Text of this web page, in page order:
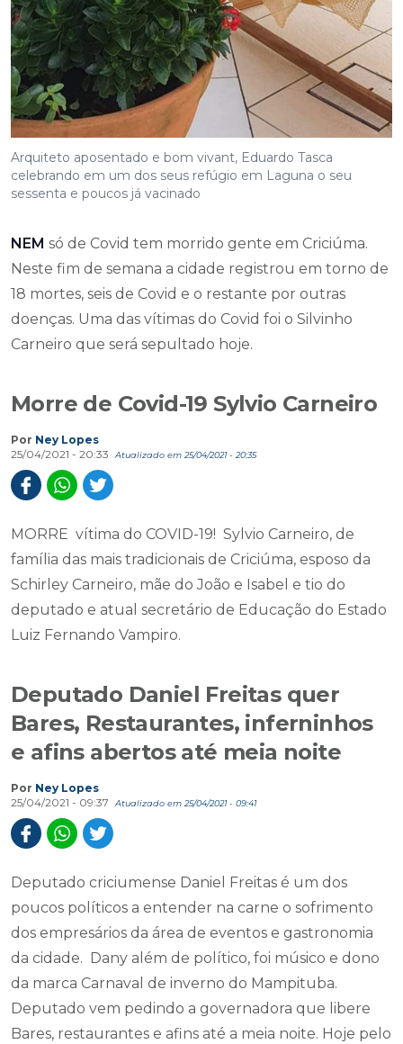
Arquiteto aposentado e bom vivant, Eduardo Tasca
celebrando em um dos seus refúgio em Laguna o seu
sessenta e poucos já vacinado
NEM só de Covid tem morrido gente em Criciúma.
Neste fim de semana a cidade registrou em torno de
18 mortes, seis de Covid e o restante por outras
doenças. Uma das vítimas do Covid foi o Silvinho
Carneiro que será sepultado hoje.
Morre de Covid-19 Sylvio Carneiro
Por Ney Lopes
25/04/2021 - 20:33
Atualizado em 25/04/2021 - 20:35
MORRE vítima do COVID-19! Sylvio Carneiro, de
família das mais tradicionais de Criciúma, esposo da
Schirley Carneiro, mãe do João e Isabel e tio do
deputado e atual secretário de Educação do Estado
Luiz Fernando Vampiro.
Deputado Daniel Freitas quer
Bares, Restaurantes, inferninhos
e afins abertos até meia noite
Por Ney Lopes
25/04/2021 - 09:37
Atualizado em 25/04/2021 - 09:41
Deputado criciumense Daniel Freitas é um dos
poucos políticos a entender na carne o sofrimento
dos empresários da área de eventos e gastronomia
da cidade. Dany além de político, foi músico e dono
da marca Carnaval de inverno do Mampituba.
Deputado vem pedindo a governadora que libere
Bares, restaurantes e afins até a meia noite. Hoje pelo